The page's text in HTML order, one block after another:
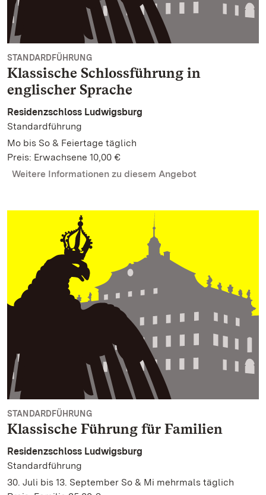
STANDARDFÜHRUNG
Klassische Schlossführung in
englischer Sprache
Residenzschloss Ludwigsburg
Standardführung
Mo bis So & Feiertage täglich
Preis: Erwachsene 10,00 €
Weitere Informationen zu diesem Angebot
STANDARDFÜHRUNG
Klassische Führung für Familien
Residenzschloss Ludwigsburg
Standardführung
30. Juli bis 13. September So & Mi mehrmals täglich